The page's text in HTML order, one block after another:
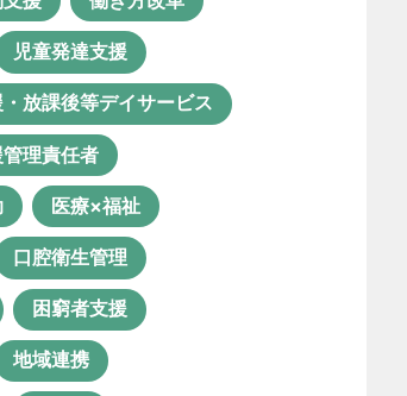
チェ グループホーム
チェの日常
ット活用 世話人
所 人事ツール
考課制度 介護ロボット
福祉士 仕事の醍醐味
活動 保育士
士資格が活かせる職業
児童発達支援
放課後等デイサービス
理責任者
医療×福祉
口腔衛生管理
困窮者支援
地域連携